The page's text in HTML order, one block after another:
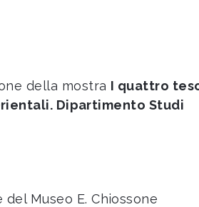
della mostra I quattro
Dipartimento Studi
Museo E. Chiossone